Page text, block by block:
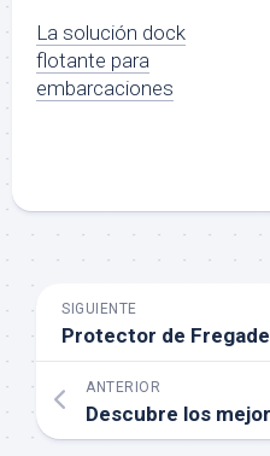
La solución dock
flotante para
embarcaciones
SIGUIENTE
ANTERIOR